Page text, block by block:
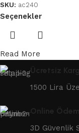
SKU: ac240
Seçenekler
Read More
1500 Lira
3D Güvenlik